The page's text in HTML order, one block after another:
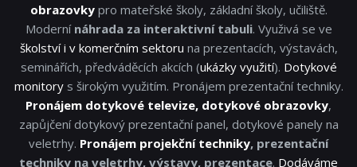
obrazovkypro mateřské školy, základní školy, učiliště.
Moderní náhrada za interaktivní tabuli. Využivá se ve
školství i v komerčním sektoru na prezentacích, výstavách,
seminářích, předváděcích akcích (ukázky využití). Dotykové
monitorys širokým využitím. Pronájem prezentační techniky.
Pronájem dotykové televize, dotykové obrazovky,
zapůjčení dotykový prezentační panel, dotykové panely na
veletrhy. Pronájem projekční techniky, prezentační
techniky na veletrhy, výstavy, prezentace. Dodáváme